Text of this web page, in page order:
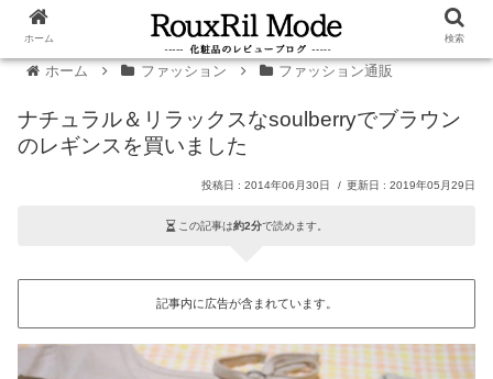
ホーム ファッション ファッション通販
ナチュラル＆リラックスなsoulberryでブラウン
のレギンスを買いました
2014年06月30日 2019年05月29日
この記事は約2分で読めます。
記事内に広告が含まれています。
ホーム 検索